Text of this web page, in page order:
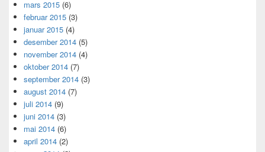
mars 2015 (6)
februar 2015 (3)
januar 2015 (4)
desember 2014 (5)
november 2014 (4)
oktober 2014 (7)
september 2014 (3)
august 2014 (7)
juli 2014 (9)
juni 2014 (3)
mai 2014 (6)
april 2014 (2)